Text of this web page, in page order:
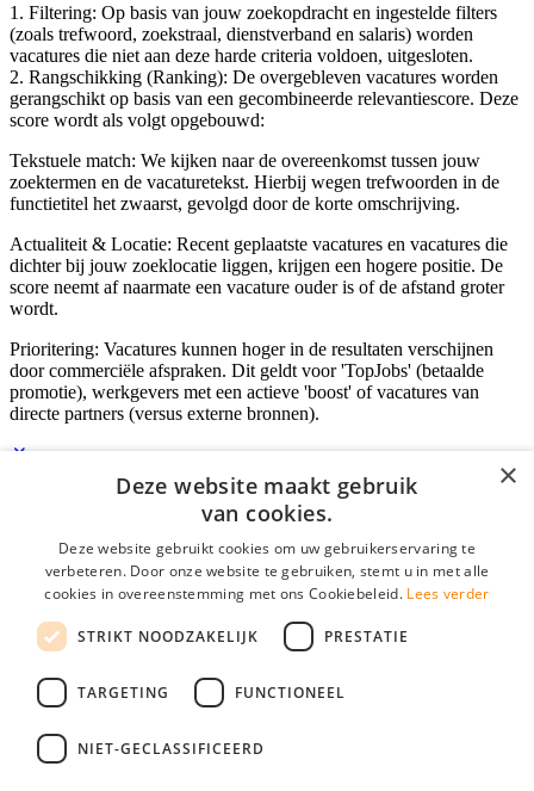
1. Filtering: Op basis van jouw zoekopdracht en ingestelde filters
(zoals trefwoord, zoekstraal, dienstverband en salaris) worden
vacatures die niet aan deze harde criteria voldoen, uitgesloten.
2. Rangschikking (Ranking): De overgebleven vacatures worden
gerangschikt op basis van een gecombineerde relevantiescore. Deze
score wordt als volgt opgebouwd:
Tekstuele match: We kijken naar de overeenkomst tussen jouw
zoektermen en de vacaturetekst. Hierbij wegen trefwoorden in de
functietitel het zwaarst, gevolgd door de korte omschrijving.
Actualiteit & Locatie: Recent geplaatste vacatures en vacatures die
dichter bij jouw zoeklocatie liggen, krijgen een hogere positie. De
score neemt af naarmate een vacature ouder is of de afstand groter
wordt.
Prioritering: Vacatures kunnen hoger in de resultaten verschijnen
door commerciële afspraken. Dit geldt voor 'TopJobs' (betaalde
promotie), werkgevers met een actieve 'boost' of vacatures van
directe partners (versus externe bronnen).
Inloggen als bedrijf
E-mail*
Wachtwoord
login gegevens onthouden
login
Bedrijf aanmelden
×
Deze website maakt gebruik
van cookies.
Deze website gebruikt cookies om uw gebruikerservaring te
verbeteren. Door onze website te gebruiken, stemt u in met alle
cookies in overeenstemming met ons Cookiebeleid. Lees verder
STRIKT NOODZAKELIJK PRESTATIE
TARGETING FUNCTIONEEL
NIET-GECLASSIFICEERD